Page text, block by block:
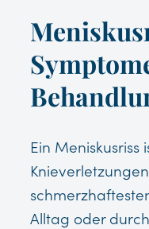
Ein
Alltag oder